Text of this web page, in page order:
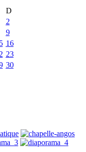
D
2
9
16
23
30